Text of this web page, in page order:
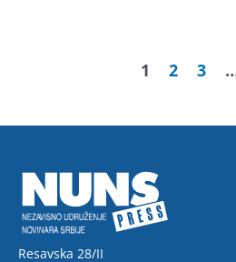
1 2 3
Resavska 28/II